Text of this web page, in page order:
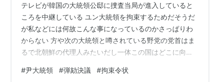
テレビが韓国の大統領公邸に捜査当局が進入していると
ころを中継している ユン大統領を拘束するためだそうだ
が私などには何故こんな事になっているのかさっぱりわ
からない 方や次の大統領と噂されている野党の党首はま
るで北朝鮮の代理人みたいだし一体この国はどこに向か
せて「隙あらば」の構えさえ見せているのに、こんな事
#尹大統領 #弾劾決議 #拘束令状